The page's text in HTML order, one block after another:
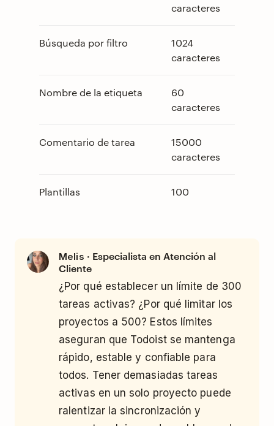
caracteres
Búsqueda por filtro
1024
caracteres
Nombre de la etiqueta
60
caracteres
Comentario de tarea
15000
caracteres
Plantillas 100
Melis · Especialista en Atención al
Cliente
¿Por qué establecer un límite de 300
tareas activas? ¿Por qué limitar los
proyectos a 500? Estos límites
aseguran que Todoist se mantenga
rápido, estable y confiable para
todos. Tener demasiadas tareas
activas en un solo proyecto puede
ralentizar la sincronización y